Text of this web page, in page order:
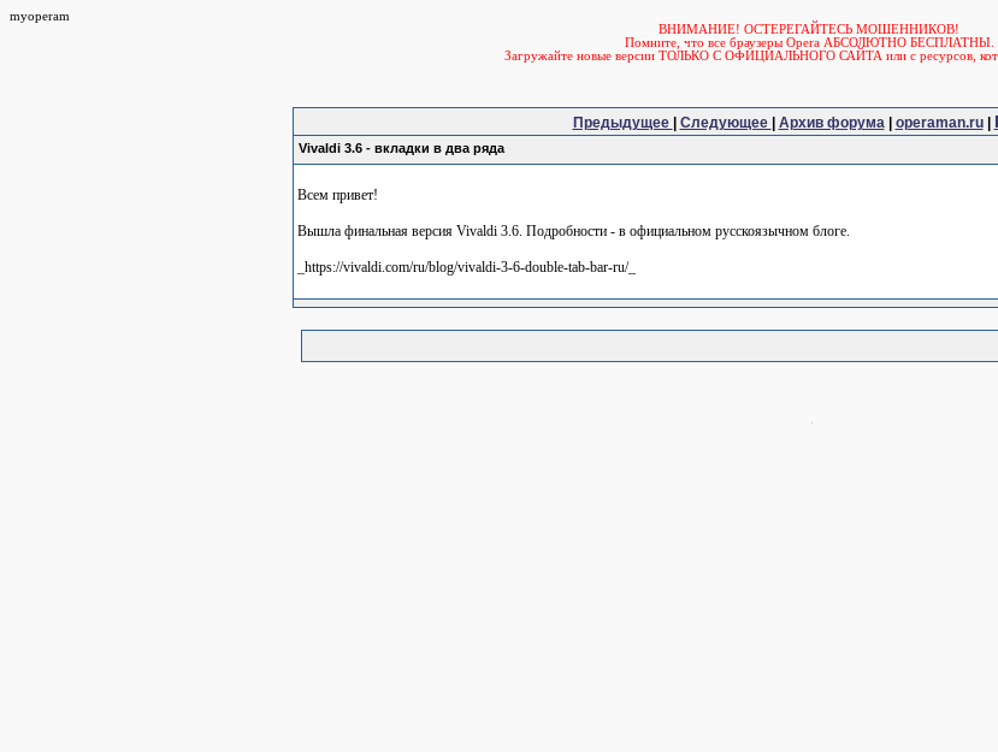
myoperam
ВНИМАНИЕ! ОСТЕРЕГАЙТЕСЬ МОШЕННИКОВ!
Помните, что все браузеры Opera АБСОЛЮТНО БЕСПЛАТНЫ.
Загружайте новые версии ТОЛЬКО С ОФИЦИАЛЬНОГО САЙТА или с ресурсов,
Предыдущее Следующее Архив форума| operaman.ru|
Vivaldi 3.6 - вкладки в два ряда
Всем привет!
Вышла финальная версия Vivaldi 3.6. Подробности - в официальном русскоязычном блоге.
_https://vivaldi.com/ru/blog/vivaldi-3-6-double-tab-bar-ru/_